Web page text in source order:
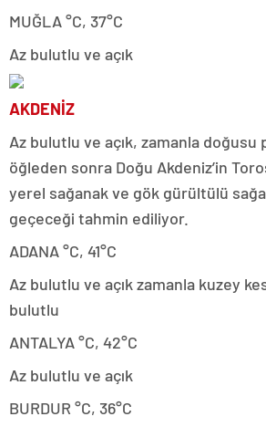
MUĞLA °C, 37°C
Az bulutlu ve açık
AKDENİZ
Az bulutlu ve açık, zamanla doğusu
öğleden sonra Doğu Akdeniz’in
yerel sağanak ve gök gürültülü
geçeceği tahmin ediliyor.
ADANA °C, 41°C
Az bulutlu ve açık zamanla kuzey
bulutlu
ANTALYA °C, 42°C
Az bulutlu ve açık
BURDUR °C, 36°C